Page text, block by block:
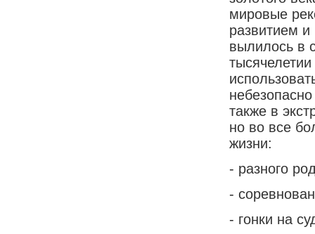
мировые
развитием и
вылилось в
также в
но во все
жизни:
- разного
-
- гонки на